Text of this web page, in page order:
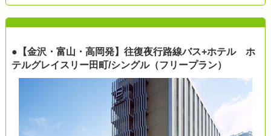
●【金沢・富山・高岡発】往復夜行路線バス+ホテル ホ
テルグレイスリー田町/シングル（フリープラン）